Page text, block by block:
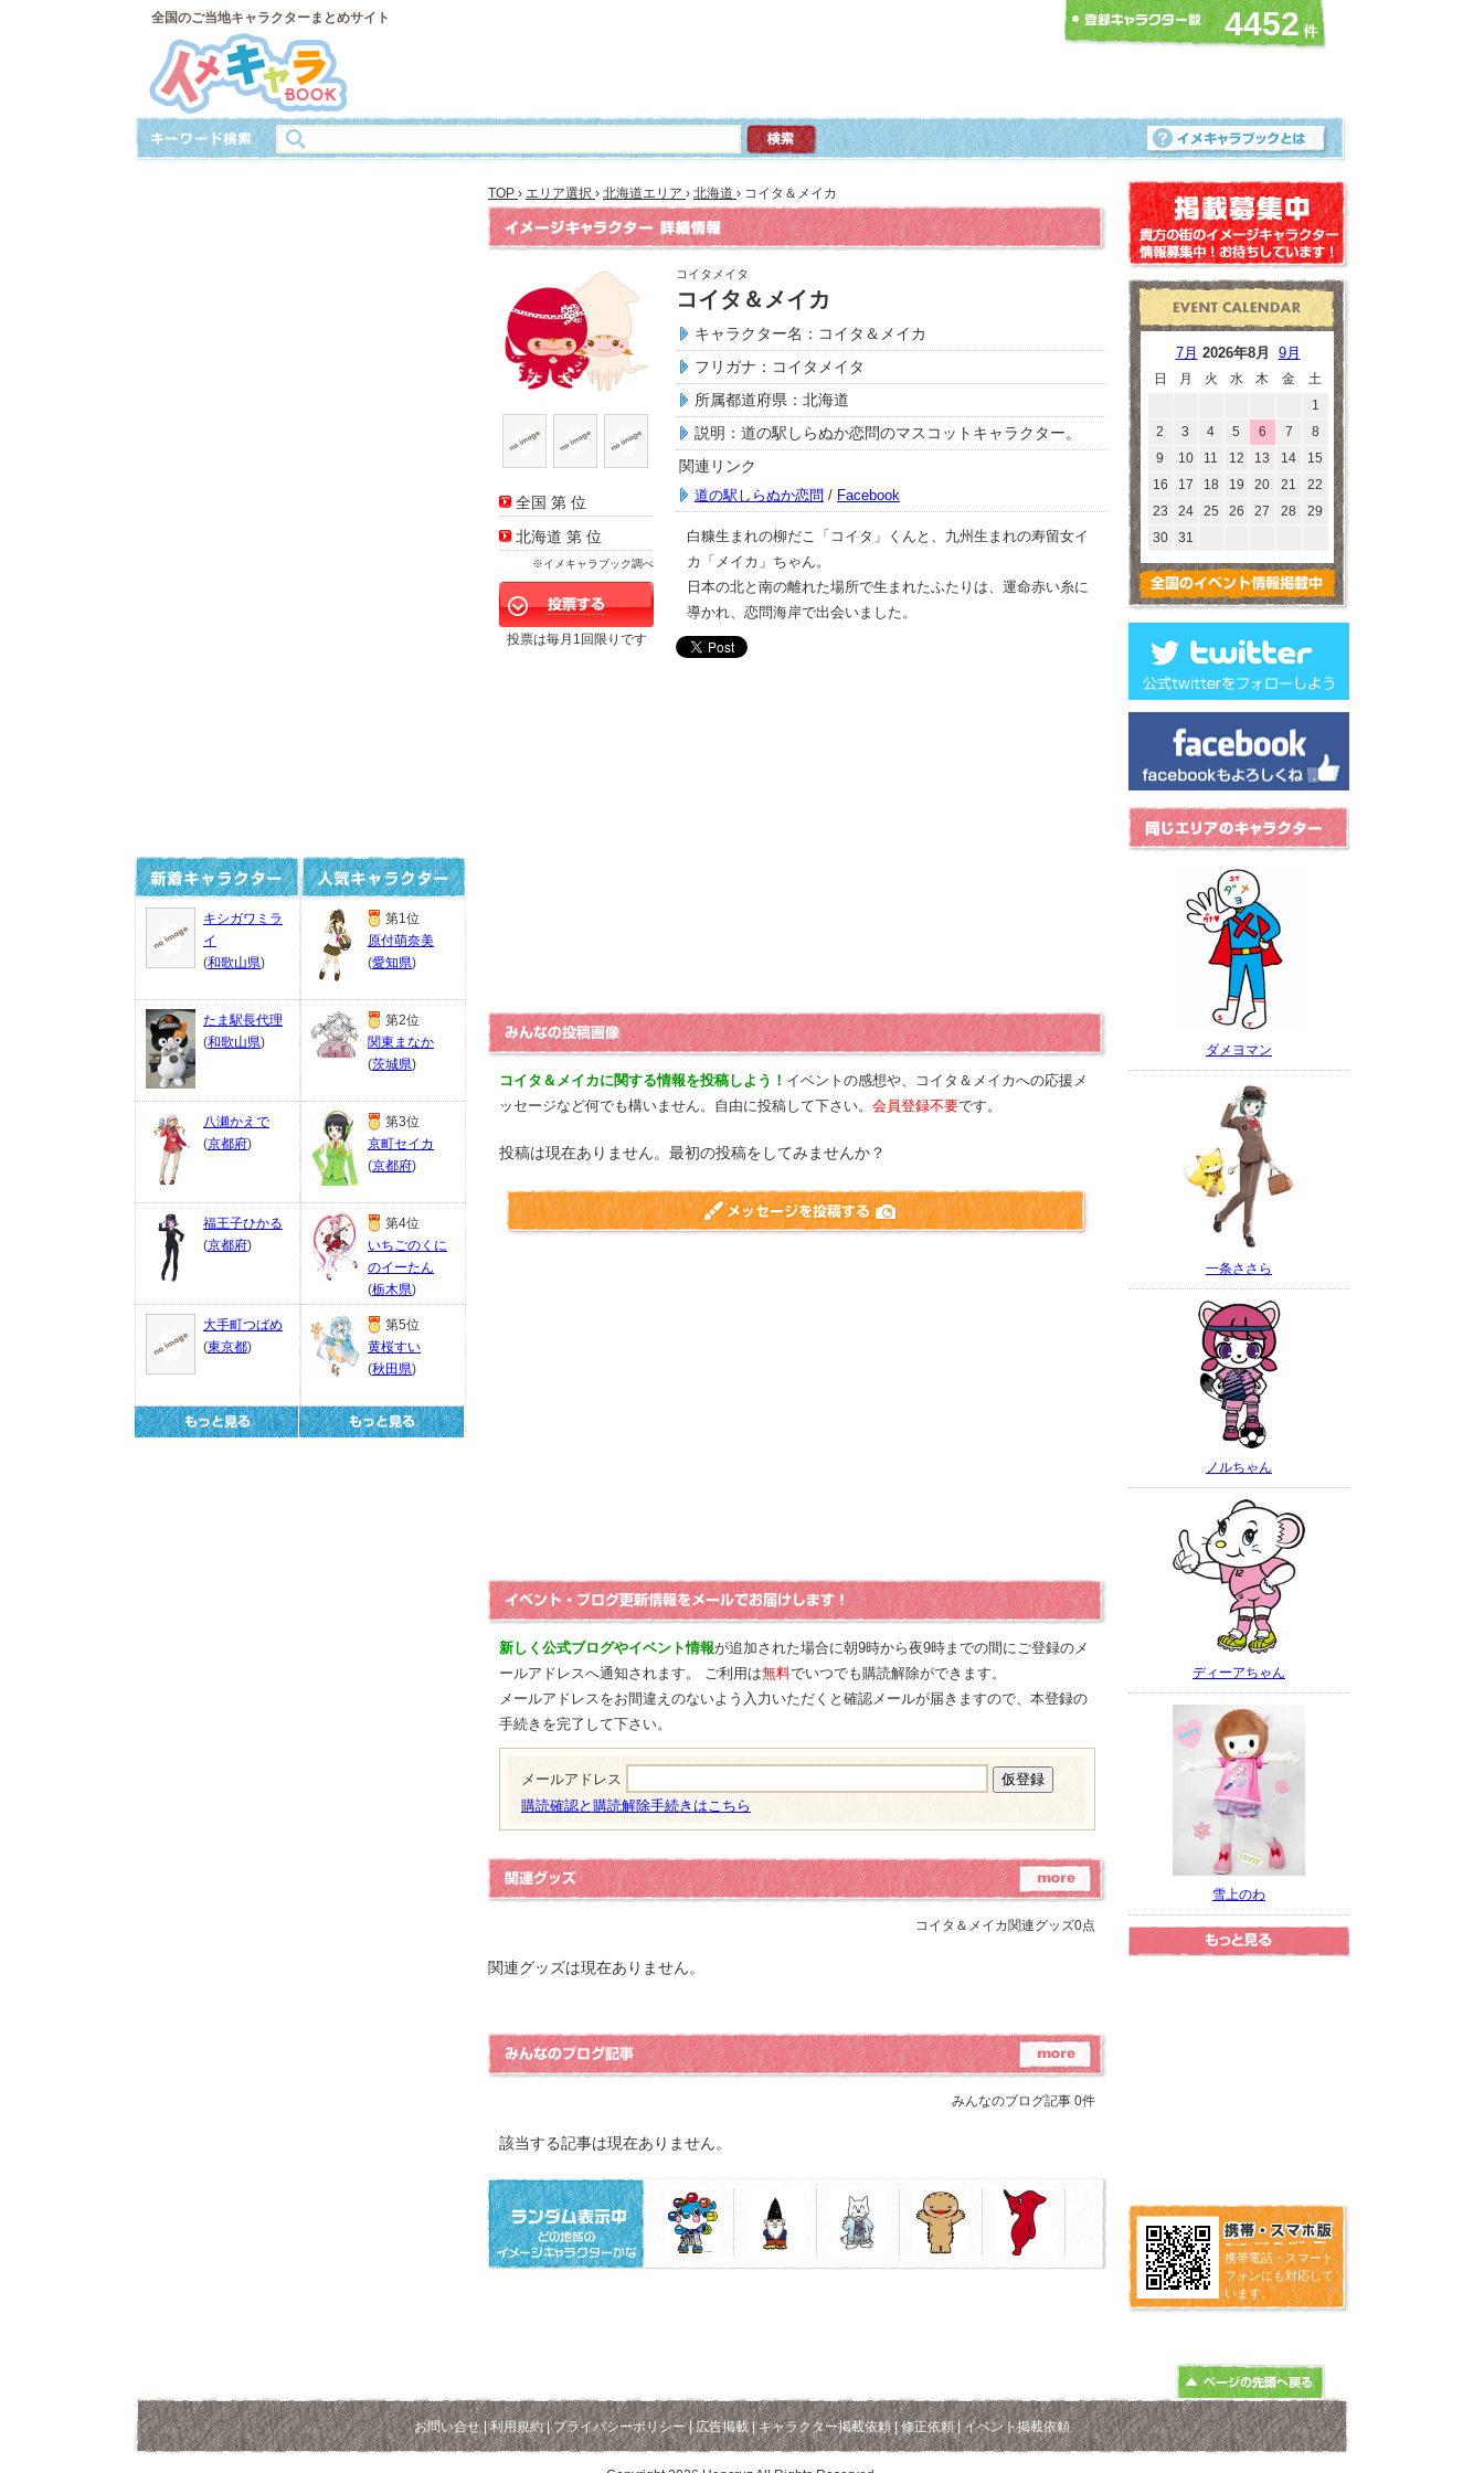
全国のご当地キャラクターまとめサイト 4452
キシガワミラ
イ
(和歌山県)
たま駅長代理
(和歌山県)
八瀬かえで
(京都府)
福王子ひかる
(京都府)
大手町つばめ
(東京都)
第1位
原付萌奈美
(愛知県)
第2位
関東まなか
(茨城県)
第3位
京町セイカ
(京都府)
第4位
いちごのくに
のイーたん
(栃木県)
第5位
黄桜すい
(秋田県)
TOP › エリア選択 › 北海道エリア › 北海道 › コイタ＆メイカ
全国 第 位
北海道 第 位
※イメキャラブック調べ
投票は毎月1回限りです
コイタメイタ
コイタ＆メイカ
キャラクター名：コイタ＆メイカ
フリガナ：コイタメイタ
所属都道府県：北海道
説明：道の駅しらぬか恋問のマスコットキャラクター。
関連リンク
道の駅しらぬか恋問 / Facebook
白糠生まれの柳だこ「コイタ」くんと、九州生まれの寿留女イ
カ「メイカ」ちゃん。
日本の北と南の離れた場所で生まれたふたりは、運命赤い糸に
導かれ、恋問海岸で出会いました。
コイタ＆メイカに関する情報を投稿しよう！ イベントの感想や、コイタ＆メイカへの応援メ
ッセージなど何でも構いません。自由に投稿して下さい。 会員登録不要です。
投稿は現在ありません。最初の投稿をしてみませんか？
新しく公式ブログやイベント情報が追加された場合に朝9時から夜9時までの間にご登録のメ
ールアドレスへ通知されます。 ご利用は無料でいつでも購読解除ができます。
メールアドレスをお間違えのないよう入力いただくと確認メールが届きますので、本登録の
手続きを完了して下さい。
メールアドレス
購読確認と購読解除手続きはこちら
コイタ＆メイカ関連グッズ0点
関連グッズは現在ありません。
みんなのブログ記事 0件
該当する記事は現在ありません。
7月 2026年8月 9月
日 月 火 水 木 金
土
1
2
3 4 5 6 7
8
9
10 11 12 13 14
15
16
17 18 19 20 21
22
23
24 25 26 27 28
29
30
31
ダメヨマン
一条ささら
ノルちゃん
ディーアちゃん
雪上のわ
携帯電話・スマート
フォンにも対応して
います。
お問い合せ|利用規約|プライバシーポリシー|広告掲載|キャラクター掲載依頼|修正依頼|イベント掲載依頼